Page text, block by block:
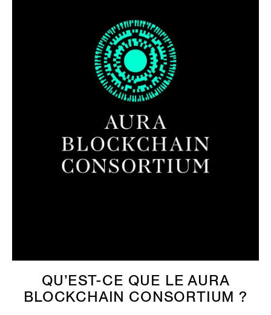
QU’EST-CE QUE LE AURA
BLOCKCHAIN CONSORTIUM ?